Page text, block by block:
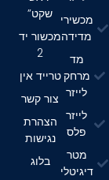
שקט”
מכשור יד
2
טרייד אין
צור קשר
הצהרת
נגישות
בלוג
מכשירי
מדידה
מד
מרחק
לייזר
לייזר
פלס
מטר
דיגיטלי